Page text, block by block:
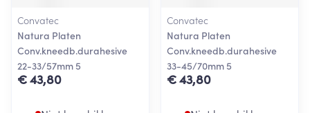
Convatec
Natura Platen
Conv.kneedb.durahesive
22-33/57mm 5
€ 43,80
Convatec
Natura Platen
Conv.kneedb.durahesive
33-45/70mm 5
€ 43,80